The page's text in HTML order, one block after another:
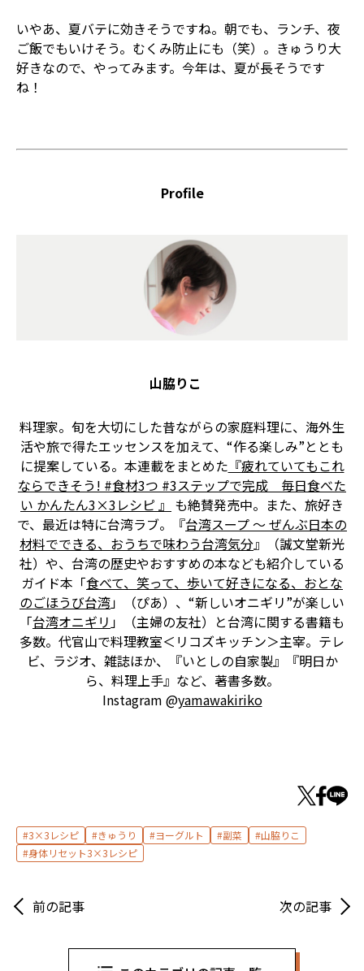
いやあ、夏バテに効きそうですね。朝でも、ランチ、夜
ご飯でもいけそう。むくみ防止にも（笑）。きゅうり大
好きなので、やってみます。今年は、夏が長そうです
ね！
Profile
山脇りこ
料理家。旬を大切にした昔ながらの家庭料理に、海外生
活や旅で得たエッセンスを加えて、“作る楽しみ”ととも
に提案している。本連載をまとめた 『疲れていてもこれ
ならできそう! #食材3つ #3ステップで完成 毎日食べた
い かんたん3×3レシピ 』 も絶賛発売中。また、旅好き
で、最近は特に台湾ラブ。『台湾スープ ～ ぜんぶ日本の
材料でできる、おうちで味わう台湾気分』（誠文堂新光
社）や、台湾の歴史やおすすめの本なども紹介している
ガイド本「食べて、笑って、歩いて好きになる、おとな
のごほうび台湾」（ぴあ）、“新しいオニギリ”が楽しい
「台湾オニギリ」（主婦の友社）と台湾に関する書籍も
多数。代官山で料理教室＜リコズキッチン＞主宰。テレ
ビ、ラジオ、雑誌ほか、『いとしの自家製』『明日か
ら、料理上手』など、著書多数。
Instagram @yamawakiriko
3×3レシピ きゅうり ヨーグルト 副菜
山脇りこ
身体リセット3×3レシピ
前の記事 次の記事